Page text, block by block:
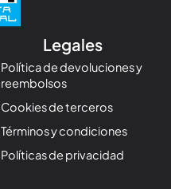
Legales
Política de devoluciones y
reembolsos
Cookies de terceros
Términos y condiciones
Políticas de privacidad